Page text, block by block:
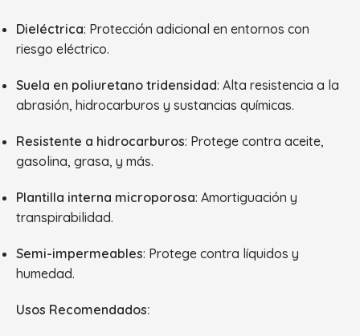
Dieléctrica: Protección adicional en entornos con
riesgo eléctrico.
Suela en poliuretano tridensidad: Alta resistencia a la
abrasión, hidrocarburos y sustancias químicas.
Resistente a hidrocarburos: Protege contra aceite,
gasolina, grasa, y más.
Plantilla interna microporosa: Amortiguación y
transpirabilidad.
Semi-impermeables: Protege contra líquidos y
humedad.
Usos Recomendados: